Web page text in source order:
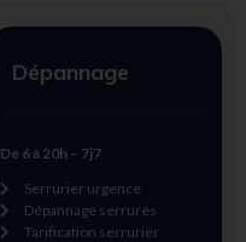
Dépannage
De 6 à 20h – 7j7
Serrurier urgence
Dépannage serrures
Tarification serrurier